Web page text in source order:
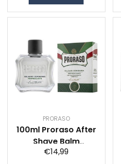
PRORASO
100ml Proraso After
Shave Balm
Eucalyptus Menthol
€14,99